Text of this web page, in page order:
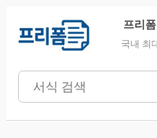
프리폼
국내 최